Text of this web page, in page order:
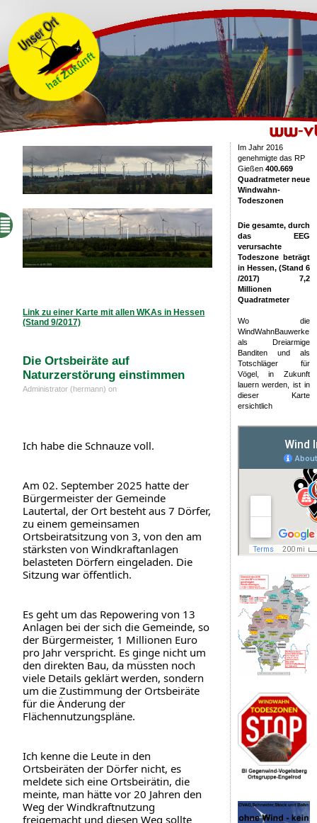
Link zu einer Karte mit allen WKAs in Hessen
(Stand 9/2017)
Die Ortsbeiräte auf
Naturzerstörung einstimmen
Administrator (hermann) on
Ich habe die Schnauze voll.
Am 02. September 2025 hatte der
Bürgermeister der Gemeinde
Lautertal, der Ort besteht aus 7 Dörfer,
zu einem gemeinsamen
Ortsbeiratsitzung von 3, von den am
stärksten von Windkraftanlagen
belasteten Dörfern eingeladen. Die
Sitzung war öffentlich.
Es geht um das Repowering von 13
Anlagen bei der sich die Gemeinde, so
der Bürgermeister, 1 Millionen Euro
pro Jahr verspricht. Es ginge nicht um
den direkten Bau, da müssten noch
viele Details geklärt werden, sondern
um die Zustimmung der Ortsbeiräte
für die Änderung der
Flächennutzungspläne.
Ich kenne die Leute in den
Ortsbeiräten der Dörfer nicht, es
meldete sich eine Ortsbeirätin, die
meinte, man hätte vor 20 Jahren den
Weg der Windkraftnutzung
freigemacht und diesen Weg sollte
Im Jahr 2016
genehmigte das RP
Gießen 400.669
Quadratmeter neue
Windwahn-
Todeszonen
Die gesamte, durch
das EEG
verursachte
Todeszone beträgt
in Hessen, (Stand 6
/2017) 7,2
Millionen
Quadratmeter
Wo die
WindWahnBauwerke
als Dreiarmige
Banditen und als
Totschläger für
Vögel, in Zukunft
lauern werden, ist in
dieser Karte
ersichtlich